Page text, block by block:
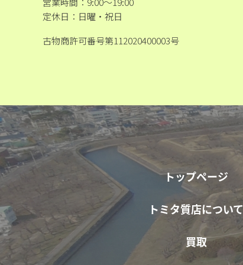
定休日：日曜・祝日
古物商許可番号第112020400003号
トップページ
トミタ質店について
買取